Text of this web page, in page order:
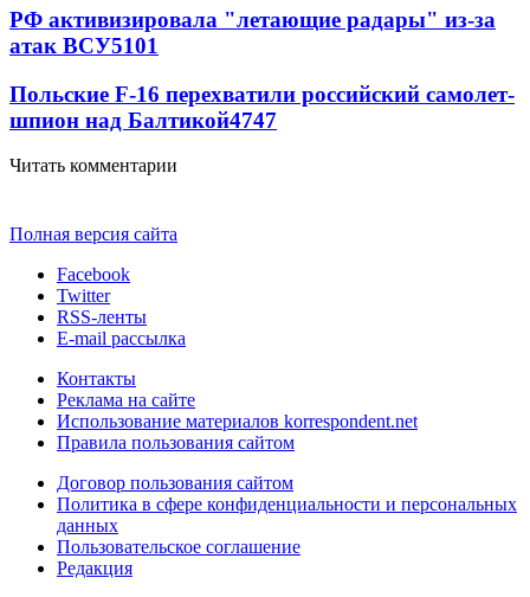
РФ активизировала "летающие радары" из-за
атак ВСУ5101
Польские F-16 перехватили российский самолет-
шпион над Балтикой4747
Читать комментарии
Полная версия сайта
Facebook
Twitter
RSS-ленты
E-mail рассылка
Контакты
Реклама на сайте
Использование материалов korrespondent.net
Правила пользования сайтом
Договор пользования сайтом
Политика в сфере конфиденциальности и персональных
данных
Пользовательское соглашение
Редакция